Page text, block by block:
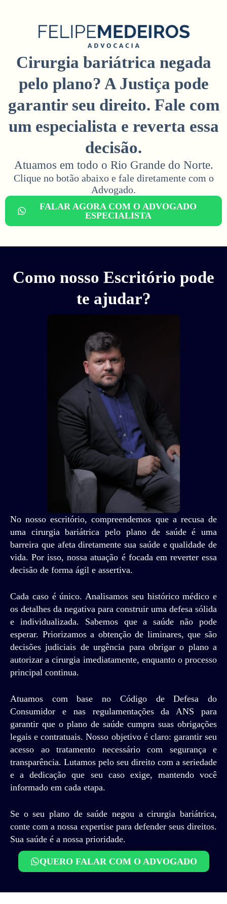
Cirurgia bariátrica negada
pelo plano? A Justiça pode
garantir seu direito. Fale com
um especialista e reverta essa
decisão.
Atuamos em todo o Rio Grande do Norte.
Clique no botão abaixo e fale diretamente com o
Advogado.​
FALAR AGORA COM O ADVOGADO
ESPECIALISTA
Como nosso Escritório pode
te ajudar?
No nosso escritório, compreendemos que a recusa de
uma cirurgia bariátrica pelo plano de saúde é uma
barreira que afeta diretamente sua saúde e qualidade de
vida. Por isso, nossa atuação é focada em reverter essa
decisão de forma ágil e assertiva.
Cada caso é único. Analisamos seu histórico médico e
os detalhes da negativa para construir uma defesa sólida
e individualizada. Sabemos que a saúde não pode
esperar. Priorizamos a obtenção de liminares, que são
decisões judiciais de urgência para obrigar o plano a
autorizar a cirurgia imediatamente, enquanto o processo
principal continua.
Atuamos com base no Código de Defesa do
Consumidor e nas regulamentações da ANS para
garantir que o plano de saúde cumpra suas obrigações
legais e contratuais. Nosso objetivo é claro: garantir seu
acesso ao tratamento necessário com segurança e
transparência. Lutamos pelo seu direito com a seriedade
e a dedicação que seu caso exige, mantendo você
informado em cada etapa.
Se o seu plano de saúde negou a cirurgia bariátrica,
conte com a nossa expertise para defender seus direitos.
Sua saúde é a nossa prioridade.
QUERO FALAR COM O ADVOGADO